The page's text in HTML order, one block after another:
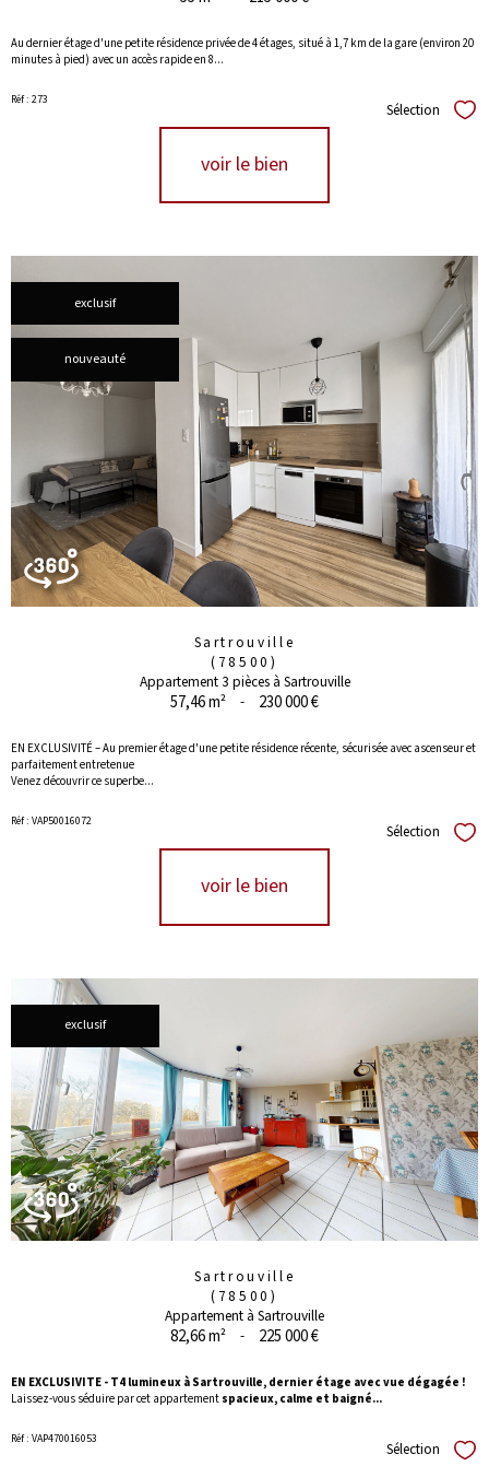
Au dernier étage d'une petite résidence privée de 4 étages, situé à 1,7 km de la gare (environ 20
minutes à pied) avec un accès rapide en 8...
Réf : 273 Sélection
voir le bien
exclusif
nouveauté
Sartrouville
(78500)
Appartement 3 pièces à Sartrouville
57,46 m² - 230 000 €
EN EXCLUSIVITÉ – Au premier étage d'une petite résidence récente, sécurisée avec ascenseur et
parfaitement entretenue
Venez découvrir ce superbe...
Réf : VAP50016072 Sélection
voir le bien
exclusif
Sartrouville
(78500)
Appartement à Sartrouville
82,66 m² - 225 000 €
EN EXCLUSIVITE - T4 lumineux à Sartrouville, dernier étage avec vue dégagée !
Laissez-vous séduire par cet appartement spacieux, calme et baigné...
Réf : VAP470016053 Sélection